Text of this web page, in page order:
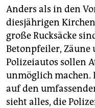
Anders als in den
diesjährigen
große Rucksäcke
Betonpfeiler,
Polizeiautos sollen
unmöglich machen.
auf den
sieht alles, die